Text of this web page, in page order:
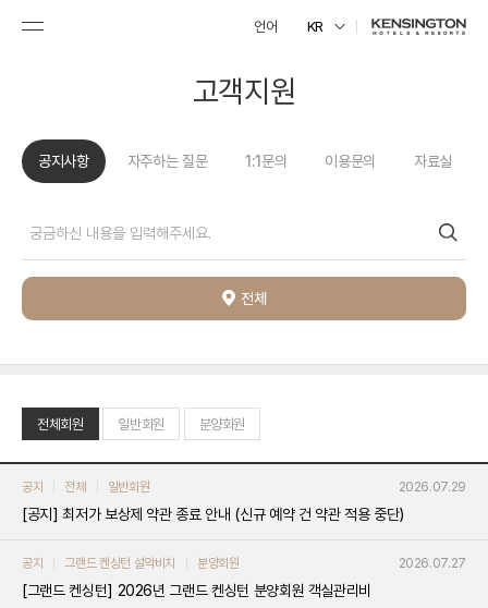
언어 KR
고객지원
공지사항 자주하는 질문 1:1문의 이용문의 자료실
전체
전체회원 일반회원 분양회원
공지 전체 일반회원 2026.07.29
[공지] 최저가 보상제 약관 종료 안내 (신규 예약 건 약관 적용 중단)
공지 그랜드 켄싱턴 설악비치 분양회원 2026.07.27
[그랜드 켄싱턴] 2026년 그랜드 켄싱턴 분양회원 객실관리비